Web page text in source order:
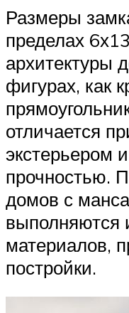
Размеры
пределах
архитектуры
фигурах, как
отличается
экстерьером
прочностью.
домов с
выполняются
материалов,
постройки.